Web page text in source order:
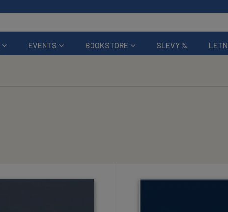
EVENTS BOOKSTORE SLEVY %